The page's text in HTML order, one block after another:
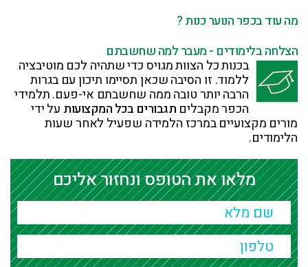
מה עוד בכפר הנוער כנות ?
הצלחה בלימודים - מעבר למה שחשבתם
בכנות כל הצוות מגויס כדי שתהיה לכם מוטיבציה
ללמוד. זו הסיבה שכאן תסיימו תיכון עם בגרות
הרבה יותר טובה ממה שחשבתם אי-פעם. תלמידי
הכפר מקבלים תגבורים בכל המקצועות על ידי
מורים מקצועיים במרכז הלמידה שפעיל לאחר שעות
הלימודים.
מלאו את הטופס ונחזור אליכם